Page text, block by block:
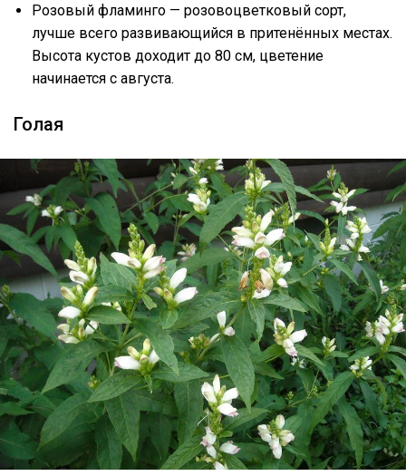
Розовый фламинго — розовоцветковый сорт,
лучше всего развивающийся в притенённых местах.
Высота кустов доходит до 80 см, цветение
начинается с августа.
Голая